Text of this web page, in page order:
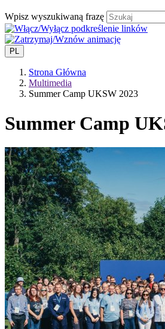
Wpisz wyszukiwaną frazę
PL
Strona Główna
Multimedia
Summer Camp UKSW 2023
Summer Camp